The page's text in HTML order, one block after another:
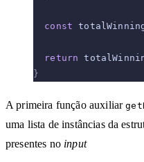
  const
  return
}
A primeira função auxiliar
uma lista de instâncias da
presentes no input